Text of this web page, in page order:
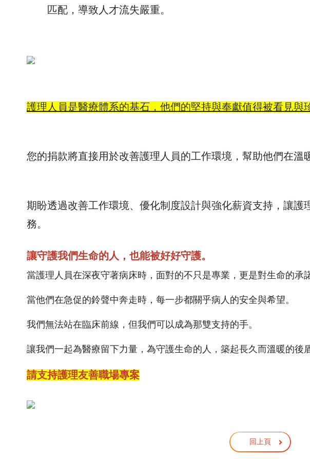
匹配，導致人才流失嚴重。
護理人員是醫療體系的基石，他們的堅持與奉獻值得被看見與
您的捐款將直接用於改善護理人員的工作環境，幫助他們在溫
期盼透過改善工作環境、優化制度設計與強化薪資支持，讓護
務。
讓守護我們生命的人，也能被好好守護。
當護理人員在深夜守著病床時，面對的不只是專業，更是對生命的承諾
當他們在急促的鈴聲中奔走時，每一步都關乎病人的安全與希望。
我們無法站在臨床前線，但我們可以成為那雙支持的手。
讓我們一起為醫療留下力量，為守護生命的人，築起長久而溫暖的後
請支持護理友善職場專案
回上頁